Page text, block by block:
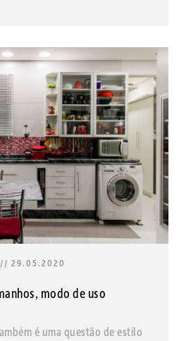
// 29.05.2020
modo de uso
é uma questão de estilo